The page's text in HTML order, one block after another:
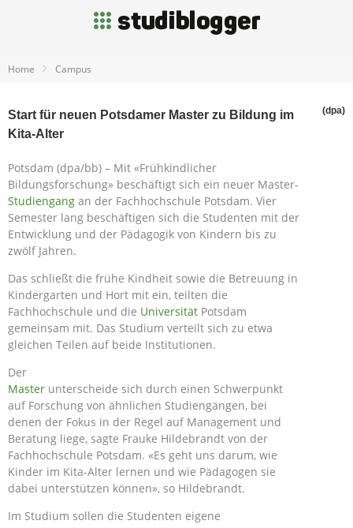
Home Campus
Start für neuen Potsdamer Master zu Bildung im
Kita-Alter
(dpa)
Potsdam (dpa/bb) – Mit «Frühkindlicher
Bildungsforschung» beschäftigt sich ein neuer Master-
Studiengang an der Fachhochschule Potsdam. Vier
Semester lang beschäftigen sich die Studenten mit der
Entwicklung und der Pädagogik von Kindern bis zu
zwölf Jahren.
Das schließt die frühe Kindheit sowie die Betreuung in
Kindergarten und Hort mit ein, teilten die
Fachhochschule und die Universität Potsdam
gemeinsam mit. Das Studium verteilt sich zu etwa
gleichen Teilen auf beide Institutionen.
Der
Master unterscheide sich durch einen Schwerpunkt
auf Forschung von ähnlichen Studiengängen, bei
denen der Fokus in der Regel auf Management und
Beratung liege, sagte Frauke Hildebrandt von der
Fachhochschule Potsdam. «Es geht uns darum, wie
Kinder im Kita-Alter lernen und wie Pädagogen sie
dabei unterstützen können», so Hildebrandt.
Im Studium sollen die Studenten eigene